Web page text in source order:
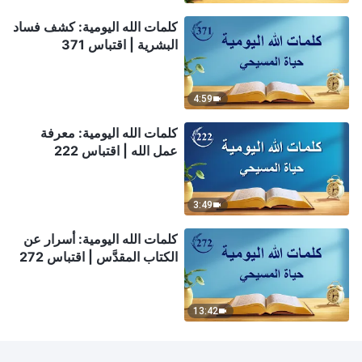
4:59
كلمات الله اليومية: كشف فساد
البشرية | اقتباس 371
3:49
كلمات الله اليومية: معرفة
عمل الله | اقتباس 222
13:42
كلمات الله اليومية: أسرار عن
الكتاب المقدَّس | اقتباس 272